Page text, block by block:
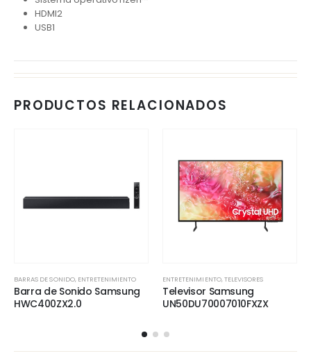
HDMI2
USB1
PRODUCTOS RELACIONADOS
BARRAS DE SONIDO, ENTRETENIMIENTO
Barra de Sonido Samsung
HWC400ZX2.0
ENTRETENIMIENTO,TELEVISORES
Televisor Samsung
UN50DU70007010FXZX